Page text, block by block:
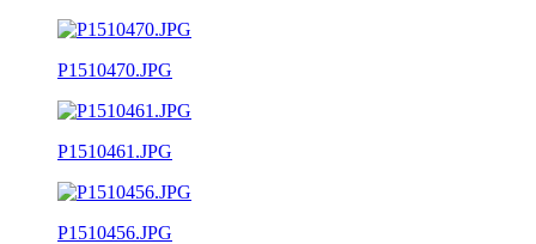
P1510470.JPG
P1510461.JPG
P1510456.JPG